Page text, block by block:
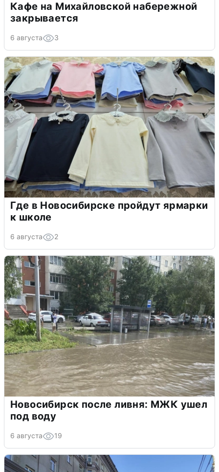
Кафе на Михайловской набережной
закрывается
6 августа 3
Где в Новосибирске пройдут ярмарки
к школе
6 августа 2
Новосибирск после ливня: МЖК ушел
под воду
6 августа 19